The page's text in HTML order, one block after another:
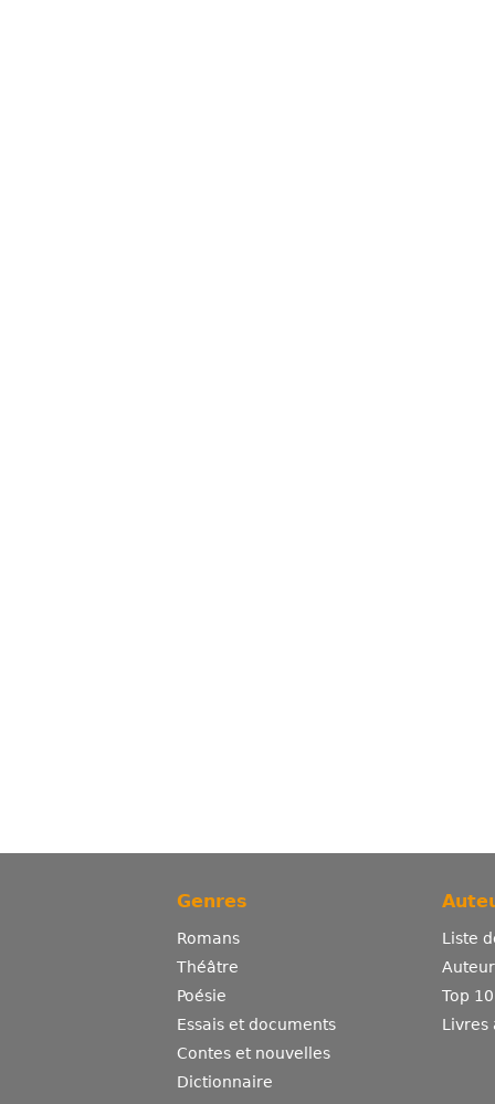
Genres
Romans
Théâtre
Poésie
Essais et documents
Contes et nouvelles
Dictionnaire
Liste
Top
Livres